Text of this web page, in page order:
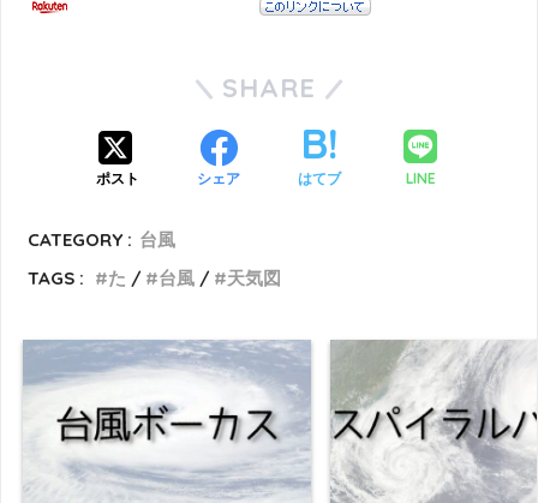
SHARE
ポスト シェア はてブ LINE
CATEGORY : 台風
TAGS :
た 台風 天気図